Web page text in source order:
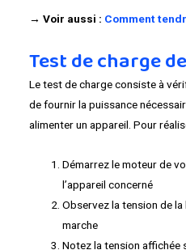
→ Voir aussi : Comment
Test de charge
Le test de charge consiste à
de fournir la puissance
alimenter un appareil. Pour
Démarrez le moteur de
l’appareil concerné
Observez la tension de
marche
Notez la tension affichée